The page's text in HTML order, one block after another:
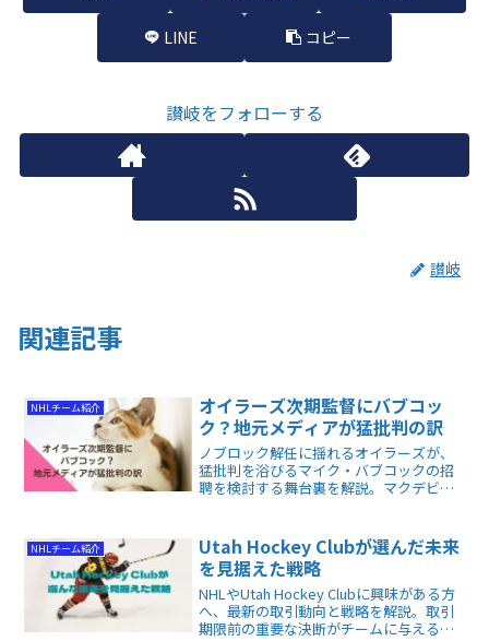
LINE コピー
讃岐をフォローする
讃岐
関連記事
NHLチーム紹介
オイラーズ次期監督にバブコッ
ク？地元メディアが猛批判の訳
ノブロック解任に揺れるオイラーズが、
猛批判を浴びるマイク・バブコックの招
聘を検討する舞台裏を解説。マクデビッ
新監督人事論争の全貌が具体的に分かり
ます。
NHLチーム紹介
Utah Hockey Clubが選んだ未来
を見据えた戦略
NHLやUtah Hockey Clubに興味がある方
へ、最新の取引動向と戦略を解説。取引
期限前の重要な決断がチームに与える影